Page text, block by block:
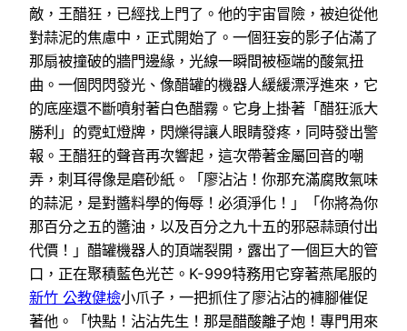
敵，王醋狂，已經找上門了。他的宇宙冒險，被迫從他
對蒜泥的焦慮中，正式開始了。一個狂妄的影子佔滿了
那扇被撞破的牆門邊緣，光線一瞬間被極端的酸氣扭
曲。一個閃閃發光、像醋罐的機器人緩緩漂浮進來，它
的底座還不斷噴射著白色醋霧。它身上掛著「醋狂派大
勝利」的霓虹燈牌，閃爍得讓人眼睛發疼，同時發出警
報。王醋狂的聲音再次響起，這次帶著金屬回音的嘲
弄，刺耳得像是磨砂紙。「廖沾沾！你那充滿腐敗氣味
的蒜泥，是對醬料學的侮辱！必須淨化！」「你將為你
那百分之五的醬油，以及百分之九十五的邪惡蒜頭付出
代價！」醋罐機器人的頂端裂開，露出了一個巨大的管
口，正在聚積藍色光芒。K-999特務用它穿著燕尾服的
新竹 公教健檢小爪子，一把抓住了廖沾沾的褲腳催促
著他。「快點！沾沾先生！那是醋酸離子炮！專門用來